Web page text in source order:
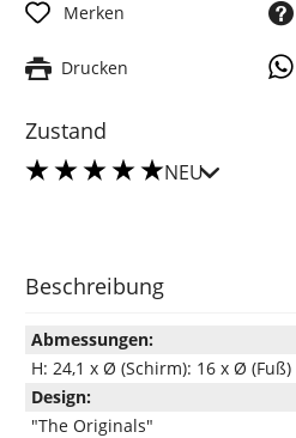
Merken
Drucken
Zustand
NEU
Beschreibung
Abmessungen:
H: 24,1 x Ø (Schirm): 16 x Ø (Fuß)
Design:
"The Originals"